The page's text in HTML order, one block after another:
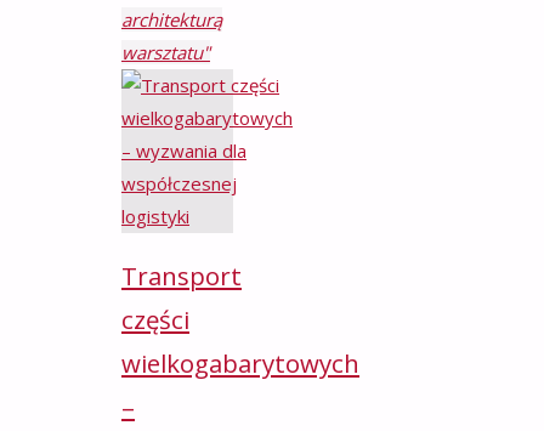
architekturą
warsztatu"
Transport
części
wielkogabarytowych
–